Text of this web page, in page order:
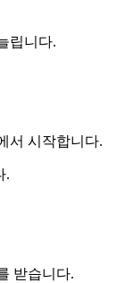
립니다.
서 시작합니다.
.
받습니다.